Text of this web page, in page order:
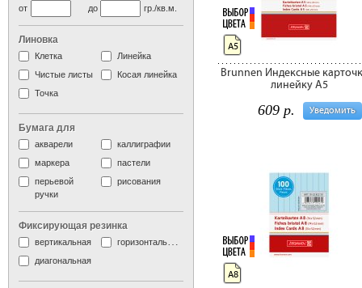
Brunnen Индексные
линейку A5
Уведомить
609 р.
А5
A8
до
от гр./кв.м.
Линовка
Клетка
Линейка
Чистые листы
Косая линейка
Точка
Бумага для
акварели
каллиграфии
маркера
пастели
перьевой
ручки
рисования
Фиксирующая резинка
вертикальная
горизонтальная
диагональная